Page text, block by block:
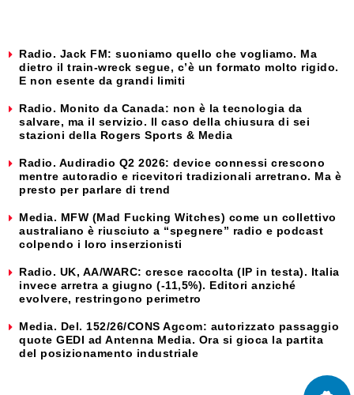
Radio. Jack FM: suoniamo quello che vogliamo. Ma
dietro il train-wreck segue, c’è un formato molto rigido.
E non esente da grandi limiti
Radio. Monito da Canada: non è la tecnologia da
salvare, ma il servizio. Il caso della chiusura di sei
stazioni della Rogers Sports & Media
Radio. Audiradio Q2 2026: device connessi crescono
mentre autoradio e ricevitori tradizionali arretrano. Ma è
presto per parlare di trend
Media. MFW (Mad Fucking Witches) come un collettivo
australiano è riusciuto a “spegnere” radio e podcast
colpendo i loro inserzionisti
Radio. UK, AA/WARC: cresce raccolta (IP in testa). Italia
invece arretra a giugno (-11,5%). Editori anziché
evolvere, restringono perimetro
Media. Del. 152/26/CONS Agcom: autorizzato passaggio
quote GEDI ad Antenna Media. Ora si gioca la partita
del posizionamento industriale